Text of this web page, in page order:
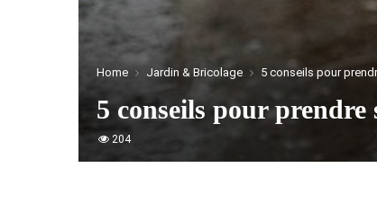
Home Jardin & Bricolage 5 conseils pour
5 conseils pour prendre
204